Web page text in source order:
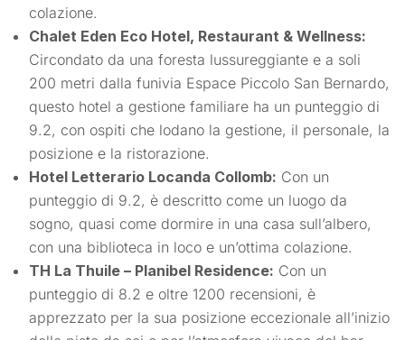
colazione.
Chalet Eden Eco Hotel, Restaurant & Wellness:
Circondato da una foresta lussureggiante e a soli
200 metri dalla funivia Espace Piccolo San Bernardo,
questo hotel a gestione familiare ha un punteggio di
9.2, con ospiti che lodano la gestione, il personale, la
posizione e la ristorazione.
Hotel Letterario Locanda Collomb: Con un
punteggio di 9.2, è descritto come un luogo da
sogno, quasi come dormire in una casa sull’albero,
con una biblioteca in loco e un’ottima colazione.
TH La Thuile – Planibel Residence: Con un
punteggio di 8.2 e oltre 1200 recensioni, è
apprezzato per la sua posizione eccezionale all’inizio